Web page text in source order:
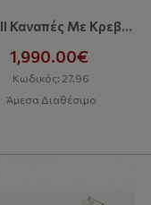
Cuba II Καναπές Με Κρεβάτι Και Αποθηκευτικό Χώρο
1,990.00€
Κωδικός: 27.96
Άμεσα Διαθέσιμο